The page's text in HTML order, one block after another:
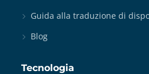
Guida alla traduzione di
Blog
Tecnologia